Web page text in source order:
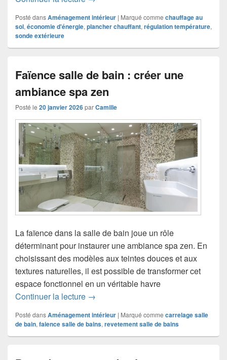
Posté dansAménagement intérieur | Marqué comme chauffage au
sol, économie d'énergie, plancher chauffant, régulation température,
sonde extérieure
Faïence salle de bain : créer une
ambiance spa zen
Posté le 20 janvier 2026parCamille
La faïence dans la salle de bain joue un rôle
déterminant pour instaurer une ambiance spa zen. En
choisissant des modèles aux teintes douces et aux
textures naturelles, il est possible de transformer cet
espace fonctionnel en un véritable havre
Continuer la lecture Faïence salle de bain : créer une
→
Posté dansAménagement intérieur | Marqué comme carrelage salle
de bain, faience salle de bains, revetement salle de bains